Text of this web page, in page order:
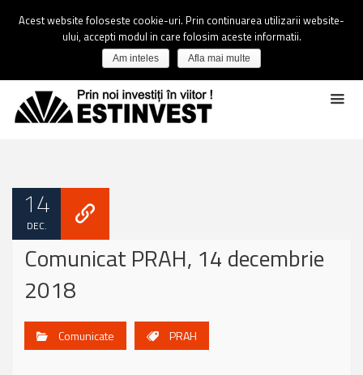
14
DEC.
Comunicat PRAH, 14 decembrie
2018
Comunicate PRAH
Acest website foloseste cookie-uri. Prin continuarea utilizarii website-
ului, accepti modul in care folosim aceste informatii.
Am inteles Afla mai multe